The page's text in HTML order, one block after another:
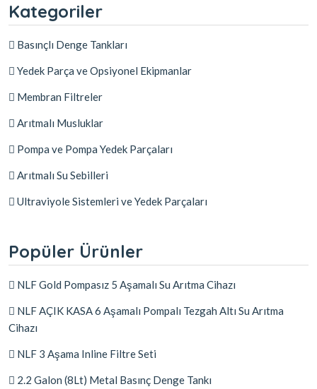
Kategoriler
Basınçlı Denge Tankları
Yedek Parça ve Opsiyonel Ekipmanlar
Membran Filtreler
Arıtmalı Musluklar
Pompa ve Pompa Yedek Parçaları
Arıtmalı Su Sebilleri
Ultraviyole Sistemleri ve Yedek Parçaları
Popüler Ürünler
NLF Gold Pompasız 5 Aşamalı Su Arıtma Cihazı
NLF AÇIK KASA 6 Aşamalı Pompalı Tezgah Altı Su Arıtma
Cihazı
NLF 3 Aşama Inline Filtre Seti
2.2 Galon (8Lt) Metal Basınç Denge Tankı